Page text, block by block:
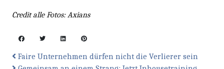
Credit alle Fotos: Axians
Faire Unternehmen dürfen nicht die Verlierer sein